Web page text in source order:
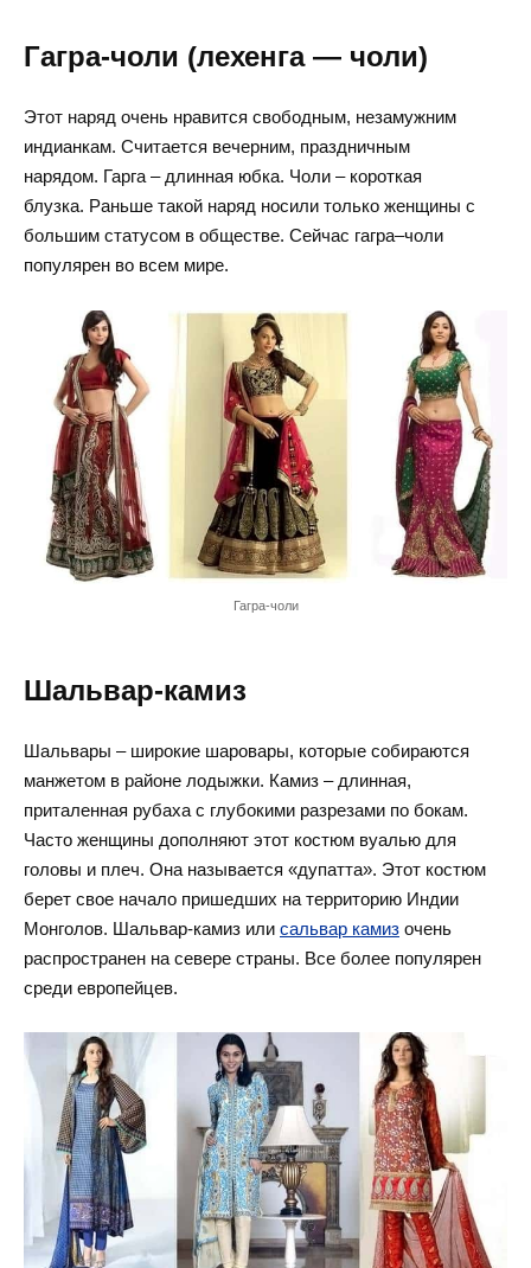
Гагра-чоли (лехенга — чоли)
Этот наряд очень нравится свободным, незамужним
индианкам. Считается вечерним, праздничным
нарядом. Гарга – длинная юбка. Чоли – короткая
блузка. Раньше такой наряд носили только женщины с
большим статусом в обществе. Сейчас гагра–чоли
популярен во всем мире.
Гагра-чоли
Шальвар-камиз
Шальвары – широкие шаровары, которые собираются
манжетом в районе лодыжки. Камиз – длинная,
приталенная рубаха с глубокими разрезами по бокам.
Часто женщины дополняют этот костюм вуалью для
головы и плеч. Она называется «дупатта». Этот костюм
берет свое начало пришедших на территорию Индии
Монголов. Шальвар-камиз или сальвар камиз очень
распространен на севере страны. Все более популярен
среди европейцев.